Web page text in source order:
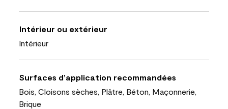
Intérieur ou extérieur
Intérieur
Surfaces d’application recommandées
Bois, Cloisons sèches, Plâtre, Béton, Maçonnerie,
Brique